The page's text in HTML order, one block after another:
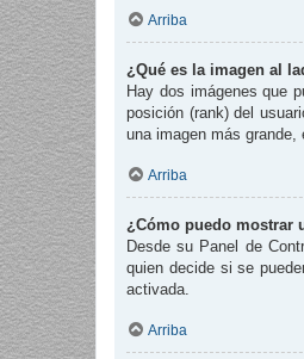
Arriba
¿Qué es la imagen al
Hay dos imágenes que
posición (rank) del
una imagen más
Arriba
¿Cómo puedo mostrar
Desde su Panel de
quien decide si se
activada.
Arriba